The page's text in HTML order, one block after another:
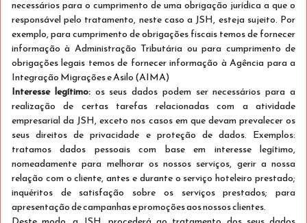
Just Early Booking Ver detalhes
Só Alojamento
Aproveite a nossa oferta de 20% para reservas
necessários para o cumprimento de uma obrigação jurídica a que o
responsável pelo tratamento, neste caso a JSH, esteja sujeito. Por
exemplo, para cumprimento de obrigações fiscais temos de fornecer
informação à Administração Tributária ou para cumprimento de
obrigações legais temos de fornecer informação à Agência para a
Integração Migrações e Asilo (AIMA)
Interesse legítimo:os seus dados podem ser necessários para a
realização de certas tarefas relacionadas com a atividade
empresarial da JSH, exceto nos casos em que devam prevalecer os
seus direitos de privacidade e proteção de dados. Exemplos:
tratamos dados pessoais com base em interesse legítimo,
nomeadamente para melhorar os nossos serviços, gerir a nossa
relação com o cliente, antes e durante o serviço hoteleiro prestado;
inquéritos de satisfação sobre os serviços prestados; para
apresentação de campanhas e promoções aos nossos clientes.